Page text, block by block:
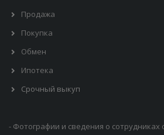
Продажа
Покупка
Обмен
Ипотека
Срочный выкуп
- Фотографии и сведения о сотрудниках